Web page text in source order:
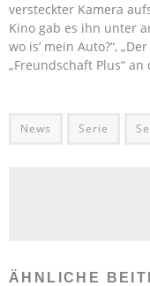
versteckter Kamera
Kino gab es ihn unter
wo is’ mein Auto?“,
„Freundschaft Plus“
News Serie
ÄHNLICHE